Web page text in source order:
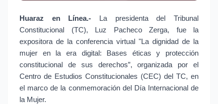
Huaraz en Línea.-
La presidenta del Tribunal
Constitucional (TC), Luz Pacheco Zerga, fue la
expositora de la conferencia virtual "La dignidad de la
mujer en la era digital: Bases éticas y protección
constitucional de sus derechos”, organizada por el
Centro de Estudios Constitucionales (CEC) del TC, en
el marco de la conmemoración del Día Internacional de
la Mujer.